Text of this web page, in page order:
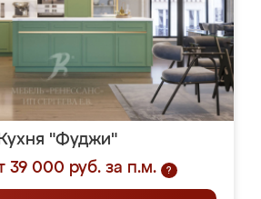
Кухня "Фуджи"
39 000 руб. за п.м.
?